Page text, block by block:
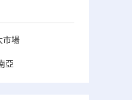
市場
亞